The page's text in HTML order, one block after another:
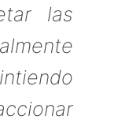
las